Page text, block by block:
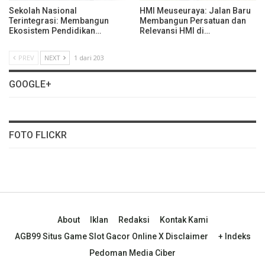
Sekolah Nasional
Terintegrasi: Membangun
Ekosistem Pendidikan…
HMI Meuseuraya: Jalan Baru
Membangun Persatuan dan
Relevansi HMI di…
PREV NEXT 1 dari 203
GOOGLE+
FOTO FLICKR
About Iklan Redaksi
Kontak Kami
AGB99 Situs Game Slot Gacor Online X Disclaimer
+ Indeks
Pedoman Media Ciber